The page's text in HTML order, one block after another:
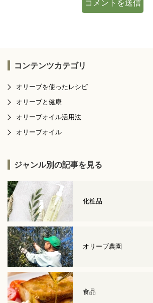
コンテンツカテゴリ
オリーブを使ったレシピ
オリーブと健康
オリーブオイル活用法
オリーブオイル
ジャンル別の記事を見る
化粧品
オリーブ農園
食品